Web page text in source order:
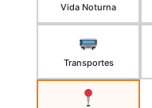
Vida Noturna
Transportes